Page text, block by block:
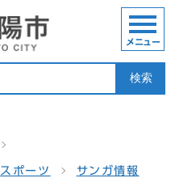
検索
メニュー
スポーツ サンガ情報